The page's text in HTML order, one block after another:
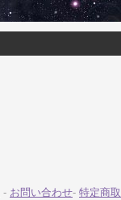
- お問い合わせ- 特定商